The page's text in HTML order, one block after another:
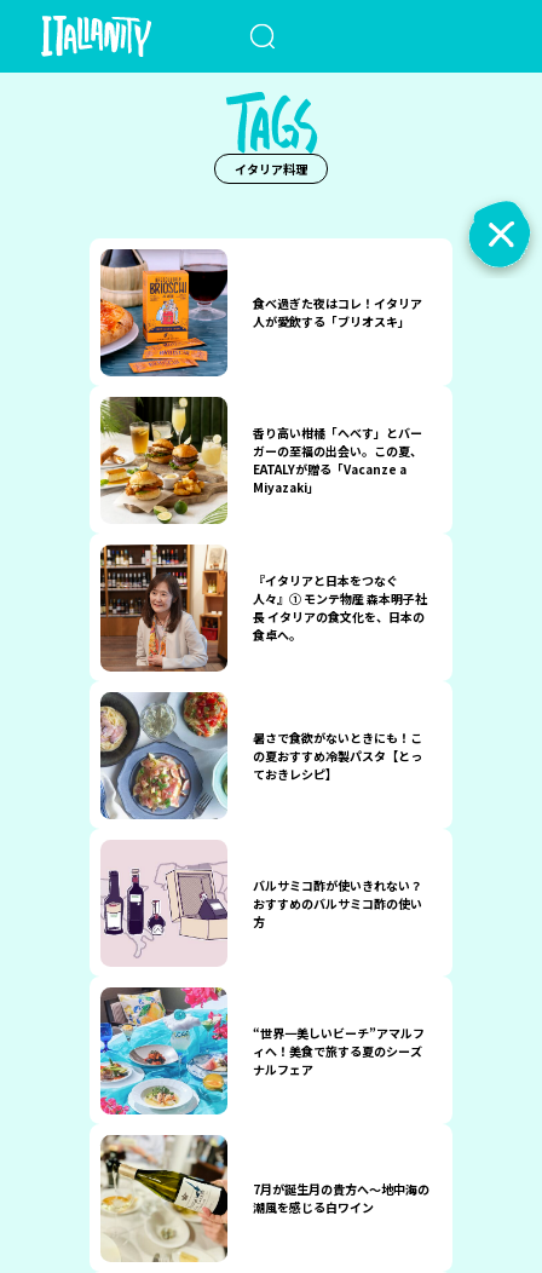
イタリア料理
食べ過ぎた夜はコレ！イタリア
人が愛飲する「ブリオスキ」
香り高い柑橘「へべす」とバー
ガーの至福の出会い。この夏、
EATALYが贈る「Vacanze a
Miyazaki」
『イタリアと日本をつなぐ
人々』① モンテ物産 森本明子社
長 イタリアの食文化を、日本の
食卓へ。
暑さで食欲がないときにも！こ
の夏おすすめ冷製パスタ【とっ
ておきレシピ】
バルサミコ酢が使いきれない？
おすすめのバルサミコ酢の使い
方
“世界一美しいビーチ”アマルフ
ィへ！美食で旅する夏のシーズ
ナルフェア
7月が誕生月の貴方へ〜地中海の
潮風を感じる白ワイン